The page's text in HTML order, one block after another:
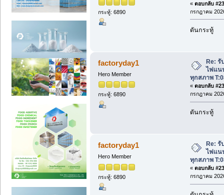
กระทู้: 6890
« ตอบกลับ
กรกฎาคม
ดันกระทู้
factoryday1
Hero Member
กระทู้: 6890
Re: รั
ไฟแน
ทุกสภาพ
« ตอบกลับ
กรกฎาคม
ดันกระทู้
factoryday1
Hero Member
กระทู้: 6890
Re: รั
ไฟแน
ทุกสภาพ
« ตอบกลับ
กรกฎาคม